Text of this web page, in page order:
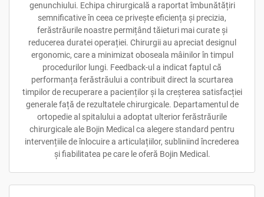
genunchiului. Echipa chirurgicală a raportat îmbunătățiri
semnificative în ceea ce privește eficiența și precizia,
ferăstrăurile noastre permițând tăieturi mai curate și
reducerea duratei operației. Chirurgii au apreciat designul
ergonomic, care a minimizat oboseala mâinilor în timpul
procedurilor lungi. Feedback-ul a indicat faptul că
performanța ferăstrăului a contribuit direct la scurtarea
timpilor de recuperare a pacienților și la creșterea satisfacției
generale față de rezultatele chirurgicale. Departamentul de
ortopedie al spitalului a adoptat ulterior ferăstrăurile
chirurgicale ale Bojin Medical ca alegere standard pentru
intervențiile de înlocuire a articulațiilor, subliniind încrederea
și fiabilitatea pe care le oferă Bojin Medical.